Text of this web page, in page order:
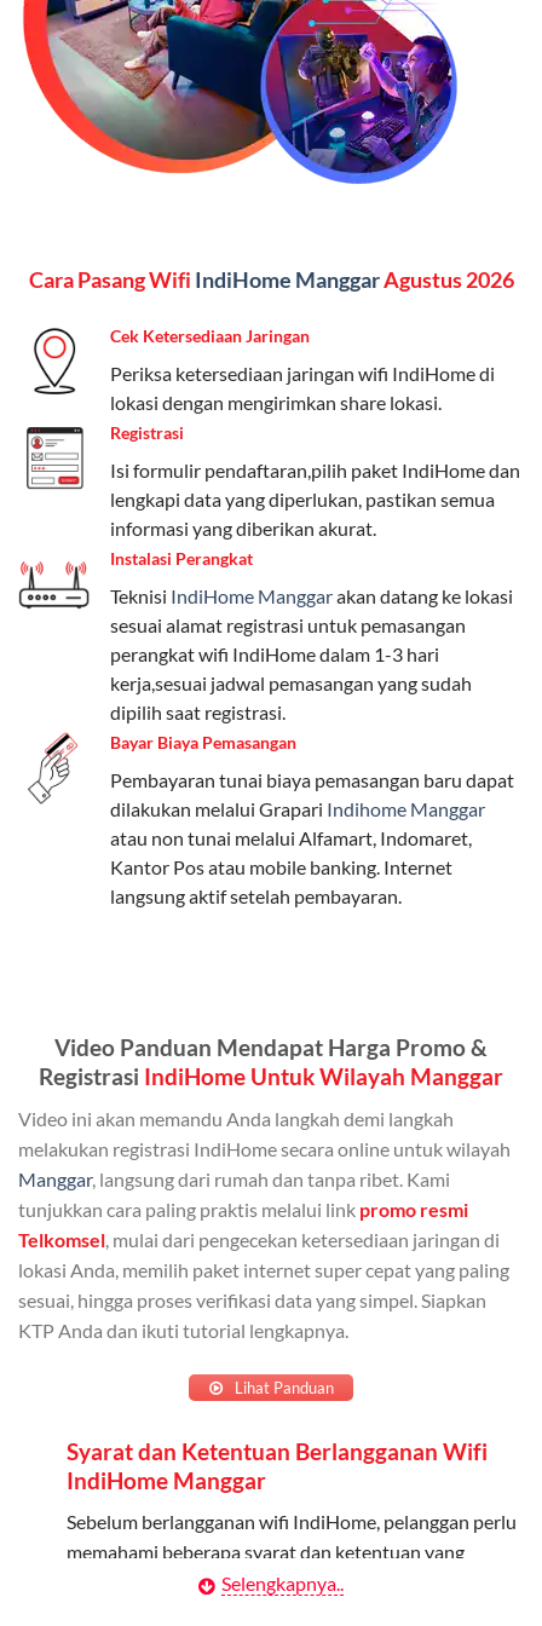
Kelebihan:Paket lengkap untuk pengguna yang
menginginkan internet, komunikasi, dan hiburan
(streaming & TV) dalam satu paket.
Paket Dynamic IP
keluarga, nelpon & SMS semua operator, dan akses
Kelebihan:
Cocok untuk pengguna yang membutuhkan
koneksi internet cepat dan stabil dengan fleksibilitas
kuota. Pilihan harga bervariasi sesuai kebutuhan.
Telkomsel One menyediakan pilihan paket yang
beragam, mulai dari paket hemat hingga premium.
Pengguna bisa memilih sesuai kebutuhan, baik untuk
internet, komunikasi, atau hiburan.
Paket Easy cocok untuk kebutuhan dasar, Paket
Complete untuk yang menginginkan fitur lengkap,
dan Paket Dynamic IP untuk pengguna yang
memprioritaskan kecepatan internet tinggi.
Paket Telkomsel One dengan Kuota Keluarga
Salah satu fitur unggulan Telkomsel One adalah Paket
Kuota Keluarga. Dengan kuota hingga 30 GB, Anda
bisa membagikan internet kepada anggota keluarga
atau teman tanpa perlu khawatir kehabisan kuota.
Admin (pelanggan utama) dan anggota yang terdaftar.
Admin dapat mendaftarkan hingga 5 anggota
keluarga atau teman untuk menggunakan kuota ini.
Berlaku Nasional
Kuota keluarga bisa digunakan di seluruh Indonesia
untuk jaringan 2G, 3G, dan 4G.
Kuota ini hanya bisa digunakan di dalam negeri.
Cara Menggunakan Kuota Keluarga
Daftarkan Anggota: Admin dapat mendaftarkan anggota
melalui aplikasi MyTelkomsel atau website Telkomsel One.
Bagikan Kuota: Setelah terdaftar, anggota bisa langsung
Cara Pasang Wifi IndiHome ManggarAgustus 2026
Cek Ketersediaan Jaringan
Periksa ketersediaan jaringan wifi IndiHome di
lokasi dengan mengirimkan share lokasi.
Registrasi
Isi formulir pendaftaran,pilih paket IndiHome dan
lengkapi data yang diperlukan, pastikan semua
informasi yang diberikan akurat.
Instalasi Perangkat
Teknisi IndiHome Manggarakan datang ke lokasi
sesuai alamat registrasi untuk pemasangan
perangkat wifi IndiHome dalam 1-3 hari
kerja,sesuai jadwal pemasangan yang sudah
dipilih saat registrasi.
Bayar Biaya Pemasangan
Pembayaran tunai biaya pemasangan baru dapat
dilakukan melalui Grapari Indihome Manggar
atau non tunai melalui Alfamart, Indomaret,
Kantor Pos atau mobile banking. Internet
langsung aktif setelah pembayaran.
Video Panduan Mendapat Harga Promo &
Registrasi IndiHome Untuk Wilayah Manggar
Video ini akan memandu Anda langkah demi langkah
melakukan registrasi IndiHome secara online untuk wilayah
Manggar, langsung dari rumah dan tanpa ribet. Kami
tunjukkan cara paling praktis melalui link promo resmi
Telkomsel , mulai dari pengecekan ketersediaan jaringan di
lokasi Anda, memilih paket internet super cepat yang paling
sesuai, hingga proses verifikasi data yang simpel. Siapkan
KTP Anda dan ikuti tutorial lengkapnya.
Lihat Panduan
Syarat dan Ketentuan Berlangganan Wifi
IndiHome Manggar
Sebelum berlangganan wifi IndiHome, pelanggan perlu
memahami beberapa syarat dan ketentuan yang
Selengkapnya..